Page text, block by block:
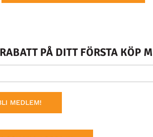
PÅ DITT FÖRSTA KÖP
MEDLEM!